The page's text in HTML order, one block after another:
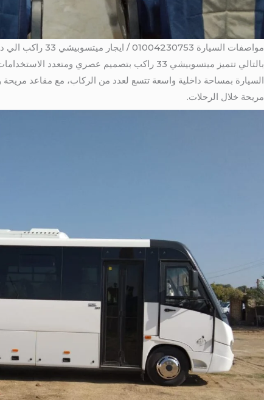
مواصفات السيارة 01004230753 / ايجار ميتسوبيشي 33 راكب الي دهب
بالتالي تتميز ميتسوبيشي 33 راكب بتصميم عصري
السيارة بمساحة داخلية واسعة تتسع لعدد من الركاب، مع مقاعد
مريحة خلال الرحلات.